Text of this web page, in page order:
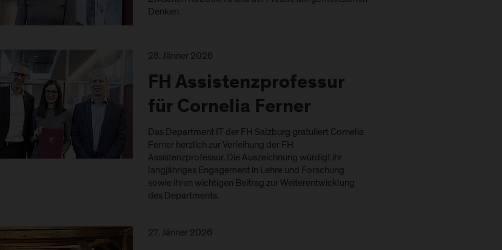
Denken
28. Jänner 2026
FH Assistenzprofessur
für Cornelia Ferner
Das Department IT der FH Salzburg gratuliert Cornelia
Ferner herzlich zur Verleihung der FH
Assistenzprofessur. Die Auszeichnung würdigt ihr
langjähriges Engagement in Lehre und Forschung
sowie ihren wichtigen Beitrag zur Weiterentwicklung
des Departments.
27. Jänner 2026